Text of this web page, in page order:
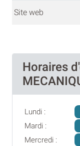
Site web
Horaires
Lundi :
Mardi :
Mercredi :